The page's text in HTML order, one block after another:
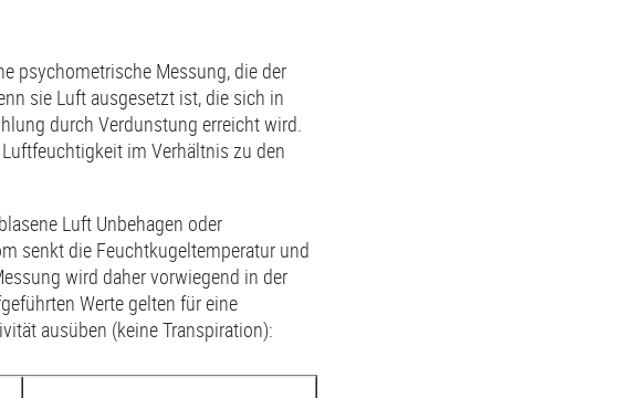
psychometrische Messung, die der
sie Luft ausgesetzt ist, die sich in
durch Verdunstung erreicht wird.
im Verhältnis zu den
Luft Unbehagen oder
senkt die Feuchtkugeltemperatur und
wird daher vorwiegend in der
Werte gelten für eine
ausüben (keine Transpiration):